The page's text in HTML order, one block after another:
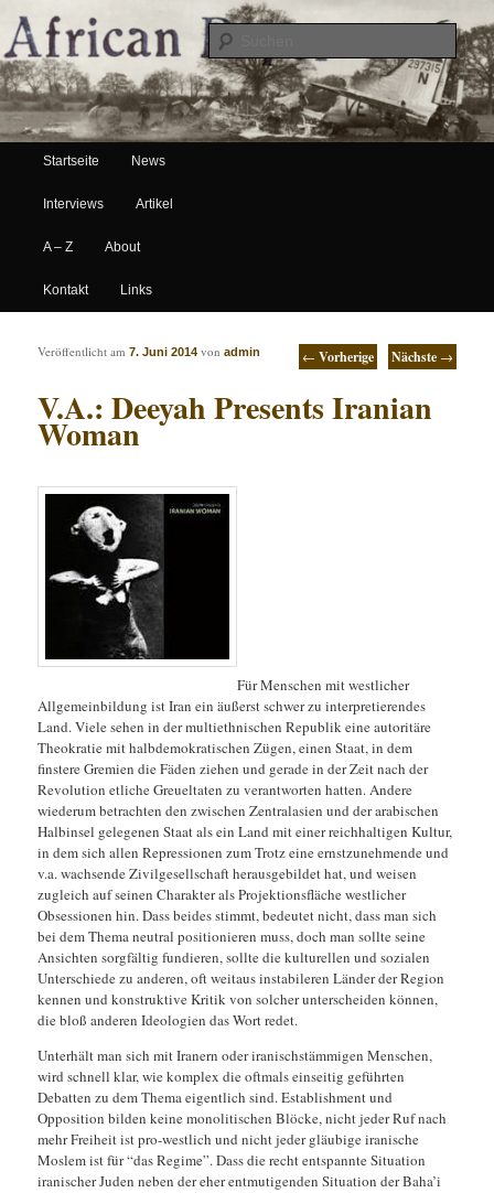
African Paper
Hauptmenü
Zum Inhalt wechseln
Zum sekundären Inhalt wechseln
Startseite News
Interviews Artikel
A – Z About
Kontakt Links
Artikelnavigation ← Vorherige Nächste →
V.A.: Deeyah Presents Iranian
Woman
Veröffentlicht am7. Juni 2014 vonadmin
Für Menschen mit westlicher
Allgemeinbildung ist Iran ein äußerst schwer zu interpretierendes
Land. Viele sehen in der multiethnischen Republik eine autoritäre
Theokratie mit halbdemokratischen Zügen, einen Staat, in dem
finstere Gremien die Fäden ziehen und gerade in der Zeit nach der
Revolution etliche Greueltaten zu verantworten hatten. Andere
wiederum betrachten den zwischen Zentralasien und der arabischen
Halbinsel gelegenen Staat als ein Land mit einer reichhaltigen Kultur,
in dem sich allen Repressionen zum Trotz eine ernstzunehmende und
v.a. wachsende Zivilgesellschaft herausgebildet hat, und weisen
zugleich auf seinen Charakter als Projektionsfläche westlicher
Obsessionen hin. Dass beides stimmt, bedeutetnicht, dass man sich
bei dem Thema neutral positionieren muss, doch man sollte seine
Ansichten sorgfältig fundieren, sollte die kulturellen und sozialen
Unterschiede zu anderen, oft weitaus instabileren Länder der Region
kennen und konstruktive Kritik von solcher unterscheiden können,
die bloß anderen Ideologien das Wort redet.
Unterhält man sich mit Iranern oder iranischstämmigen Menschen,
wird schnell klar, wie komplex die oftmals einseitig geführten
Debatten zu dem Thema eigentlich sind. Establishment und
Opposition bilden keine monolitischen Blöcke, nicht jeder Ruf nach
mehr Freiheit ist pro-westlich und nicht jeder gläubige iranische
Moslem ist für “das Regime”. Dass die recht entspannte Situation
iranischer Juden neben der eher entmutigenden Situation der Baha’i